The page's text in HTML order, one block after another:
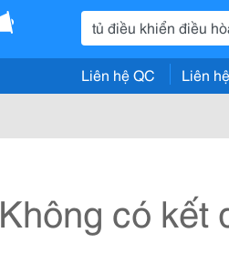
Liên hệ QC Liên
Không có kết